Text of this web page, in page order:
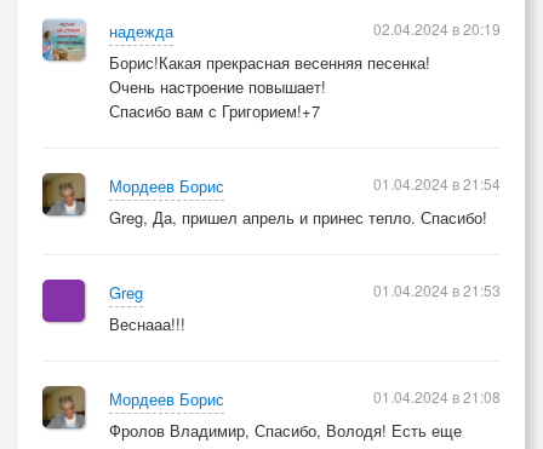
надежда
Борис!Какая прекрасная весенняя песенка!
Очень настроение повышает!
Спасибо вам с Григорием!+7
02.04.2024 в 20:19
Мордеев Борис
Greg, Да, пришел апрель и принес тепло. Спасибо!
01.04.2024 в 21:54
Greg
Веснааа!!!
01.04.2024 в 21:53
Мордеев Борис
Фролов Владимир, Спасибо, Володя! Есть еще
01.04.2024 в 21:08